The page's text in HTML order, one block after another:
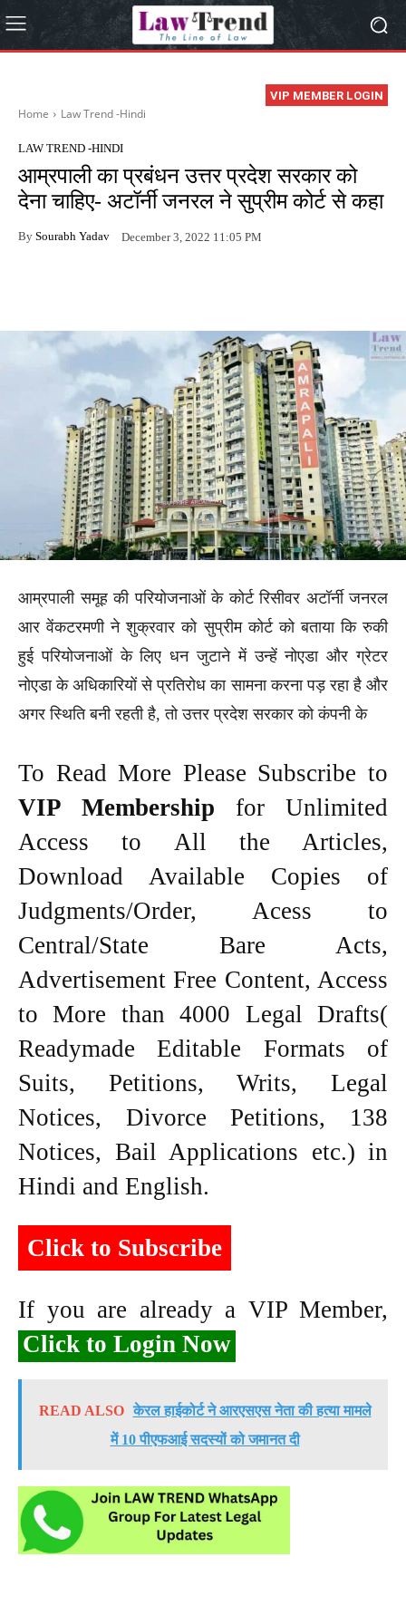
VIP MEMBER LOGIN
Home Law Trend -Hindi
LAW TREND -HINDI
आम्रपाली का प्रबंधन उत्तर प्रदेश सरकार को
देना चाहिए- अटॉर्नी जनरल ने सुप्रीम कोर्ट से कहा
By Sourabh Yadav December 3, 2022 11:05 PM
आम्रपाली समूह की परियोजनाओं के कोर्ट रिसीवर अटॉर्नी जनरल
आर वेंकटरमणी ने शुक्रवार को सुप्रीम कोर्ट को बताया कि रुकी
हुई परियोजनाओं के लिए धन जुटाने में उन्हें नोएडा और ग्रेटर
नोएडा के अधिकारियों से प्रतिरोध का सामना करना पड़ रहा है और
अगर स्थिति बनी रहती है, तो उत्तर प्रदेश सरकार को कंपनी के
To Read More Please Subscribe to
VIP Membership for Unlimited
Access to All the Articles,
Download Available Copies of
Judgments/Order, Acess to
Central/State Bare Acts,
Advertisement Free Content, Access
to More than 4000 Legal Drafts(
Readymade Editable Formats of
Suits, Petitions, Writs, Legal
Notices, Divorce Petitions, 138
Notices, Bail Applications etc.) in
Hindi and English.
Click to Subscribe
If you are already a VIP Member,
Click to Login Now
READ ALSO केरल हाईकोर्ट ने आरएसएस नेता की हत्या मामले
में 10 पीएफआई सदस्यों को जमानत दी